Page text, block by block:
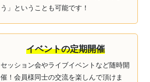
う」ということも可能です！
イベントの定期開催
セッション会やライブイベントなど随時開
催！会員様同士の交流を楽しんで頂けま